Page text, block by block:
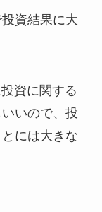
資結果に大
資に関する
いので、投
には大きな